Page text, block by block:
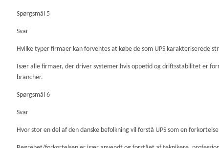
Spørgsmål 5
Svar
Hvilke typer firmaer kan forventes at købe de som UPS karakteriserede
Især alle firmaer, der driver systemer hvis oppetid og driftsstabilitet er
brancher.
Spørgsmål 6
Svar
Hvor stor en del af den danske befolkning vil forstå UPS som en